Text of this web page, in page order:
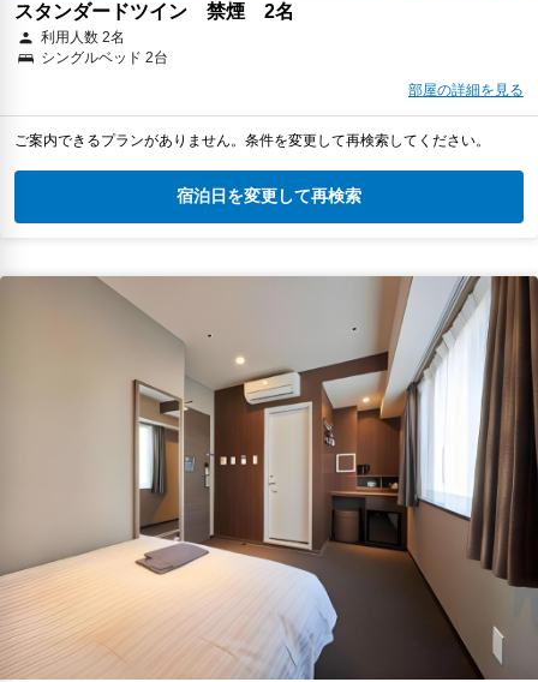
スタンダードツイン 禁煙 2名
利用人数 2名
シングルベッド 2台
部屋の詳細を見る
ご案内できるプランがありません。条件を変更して再検索してください。
宿泊日を変更して再検索